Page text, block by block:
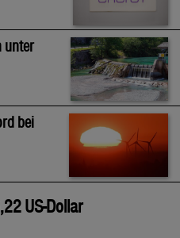
unter
bei
US-Dollar